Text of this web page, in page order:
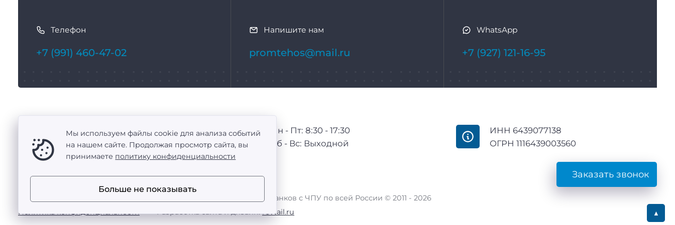
з
т
Телефон
+7 (991) 460-47-02
Напишите нам
promtehos@mail.ru
WhatsApp
+7 (927) 121-16-95
Балаково
ул. Набережная Леонова, д. 63/1
Пн - Пт: 8:30 - 17:30
Сб - Вс: Выходной
ИНН 6439077138
ОГРН 1116439003560
ООО «Промтехоснащение» — поставка металлообрабатывающих станков с ЧПУ по всей России © 2011 - 2026
Политика конфиденциальности ·Разработка сайта и дизайн:revtail.ru ▲
Мы используем файлы cookie для анализа событий
на нашем сайте. Продолжая просмотр сайта, вы
принимаете политику конфиденциальности
Больше не показывать
Заказать звонок